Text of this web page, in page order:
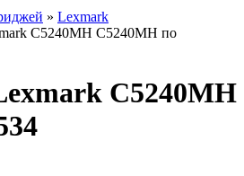
» Lexmark
C5240MH C5240MH по
C5240MH